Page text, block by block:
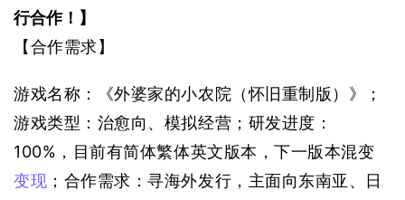
行合作！】
【合作需求】
游戏名称：《外婆家的小农院（怀旧重制版）》；
游戏类型：治愈向、模拟经营；研发进度：
100%，目前有简体繁体英文版本，下一版本混变
变现 ；合作需求：寻海外发行，主面向东南亚、日